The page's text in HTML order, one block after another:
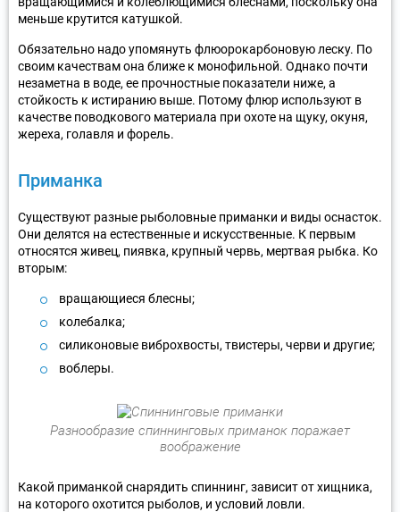
меньше крутится катушкой.
Обязательно надо упомянуть флюорокарбоновую леску. По
своим качествам она ближе к монофильной. Однако почти
незаметна в воде, ее прочностные показатели ниже, а
стойкость к истиранию выше. Потому флюр используют в
качестве поводкового материала при охоте на щуку, окуня,
жереха, голавля и форель.
Приманка
Существуют разные рыболовные приманки и виды оснасток.
Они делятся на естественные и искусственные. К первым
относятся живец, пиявка, крупный червь, мертвая рыбка. Ко
вторым:
вращающиеся блесны;
колебалка;
силиконовые виброхвосты, твистеры, черви и другие;
воблеры.
Разнообразие спиннинговых приманок поражает
воображение
Какой приманкой снарядить спиннинг, зависит от хищника,
на которого охотится рыболов, и условий ловли.